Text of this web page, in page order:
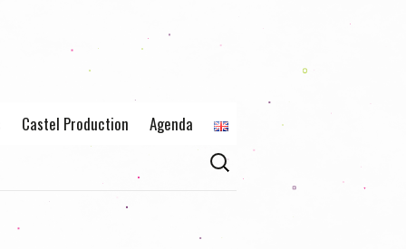
Castel Production Agenda
Rechercher :